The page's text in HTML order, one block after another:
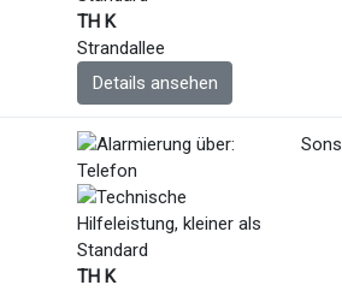
TH K
Strandallee
Details ansehen
TH K